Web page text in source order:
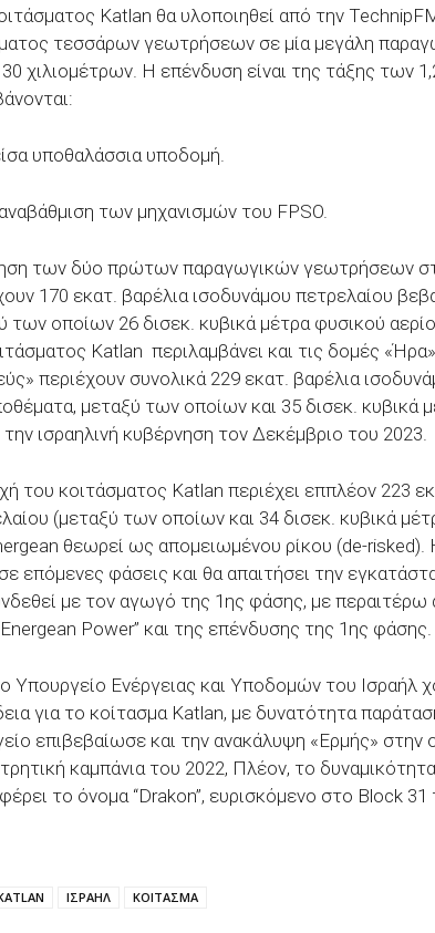
Katlan θα υλοποιηθεί από την
τεσσάρων γεωτρήσεων σε μία μεγάλη
χιλιομέτρων. Η επένδυση είναι της τάξης των
υποθαλάσσια υποδομή.
των μηχανισμών του FPSO.
των δύο πρώτων παραγωγικών γεωτρήσεων
170 εκατ. βαρέλια ισοδυνάμου πετρελαίου
των οποίων 26 δισεκ. κυβικά μέτρα φυσικού
Katlan περιλαμβάνει και τις δομές
περιέχουν συνολικά 229 εκατ. βαρέλια
μεταξύ των οποίων και 35 δισεκ. κυβικά
την ισραηλινή κυβέρνηση τον Δεκέμβριο του 2023.
του κοιτάσματος Katlan περιέχει εππλέον 223
(μεταξύ των οποίων και 34 δισεκ. κυβικά
θεωρεί ως απομειωμένου ρίκου (de-risked).
επόμενες φάσεις και θα απαιτήσει την
με τον αγωγό της 1ης φάσης, με περαιτέρω
Power” και της επένδυσης της 1ης φάσης.
Υπουργείο Ενέργειας και Υποδομών του Ισραήλ
για το κοίτασμα Katlan, με δυνατότητα
επιβεβαίωσε και την ανακάλυψη «Ερμής»
καμπάνια του 2022, Πλέον, το
το όνομα “Drakon”, ευρισκόμενο στο Block
ΙΣΡΑΗΛ ΚΟΙΤΑΣΜΑ